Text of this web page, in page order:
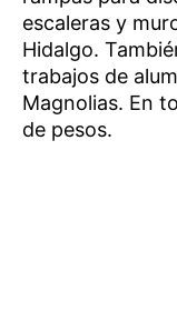
escaleras y
Hidalgo.
trabajos de
Magnolias. En
de pesos.